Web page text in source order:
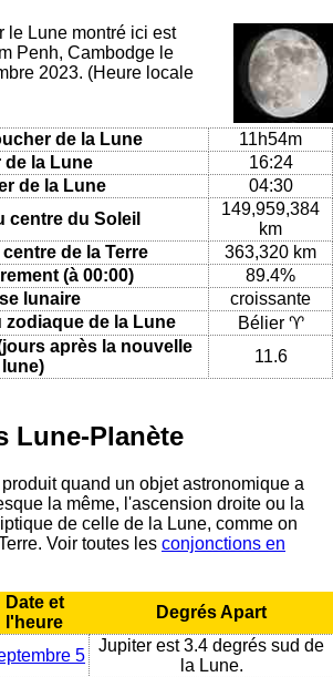
le Lune montré ici est
Penh, Cambodge le
2023. (Heure locale
de la Lune
11h54m
de la Lune
16:24
de la Lune
04:30
centre du Soleil
149,959,384
km
de la Terre
363,320 km
(à 00:00)
89.4%
lunaire
croissante
de la Lune
Bélier ♈
après la nouvelle
lune)
11.6
Lune-Planète
quand un objet astronomique a
la même, l'ascension droite ou la
de celle de la Lune, comme on
Voir toutes les conjonctions en
Date et
l'heure
Degrés Apart
5
Jupiter est 3.4 degrés sud de
la Lune.